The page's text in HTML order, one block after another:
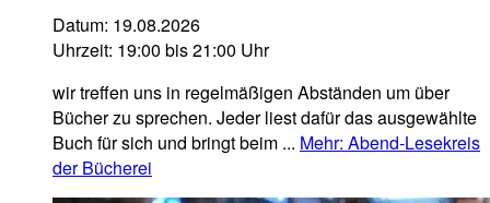
Datum: 19.08.2026
Uhrzeit: 19:00 bis 21:00 Uhr
wir treffen uns in regelmäßigen Abständen um über
Bücher zu sprechen. Jeder liest dafür das ausgewählte
Buch für sich und bringt beim ... Mehr: Abend-Lesekreis
der Bücherei